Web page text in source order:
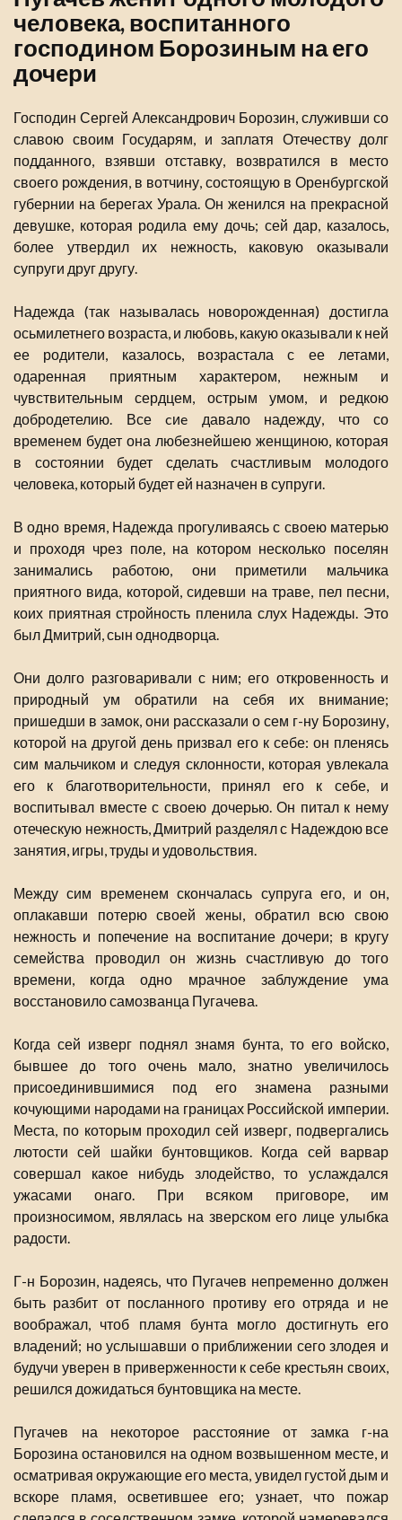
человека, воспитанного
господином Борозиным на его
дочери
Господин Сергей Александрович Борозин, служивши со
славою своим Государям, и заплатя Отечеству долг
подданного, взявши отставку, возвратился в место
своего рождения, в вотчину, состоящую в Оренбургской
губернии на берегах Урала. Он женился на прекрасной
девушке, которая родила ему дочь; сей дар, казалось,
более утвердил их нежность, каковую оказывали
супруги друг другу.
Надежда (так называлась новорожденная) достигла
осьмилетнего возраста, и любовь, какую оказывали к ней
ее родители, казалось, возрастала с ее летами,
одаренная приятным характером, нежным и
чувствительным сердцем, острым умом, и редкою
добродетелию. Все cиe давало надежду, что со
временем будет она любезнейшею женщиною, которая
в состоянии будет сделать счастливым молодого
человека, который будет ей назначен в супруги.
В одно время, Надежда прогуливаясь с своею матерью
и проходя чрез поле, на котором несколько поселян
занимались работою, они приметили мальчика
приятного вида, которой, сидевши на траве, пел песни,
коих приятная стройность пленила слух Надежды. Это
был Дмитрий, сын однодворца.
Они долго разговаривали с ним; его откровенность и
природный ум обратили на себя их внимание;
пришедши в замок, они рассказали о сем г-ну Борозину,
которой на другой день призвал его к себе: он пленясь
сим мальчиком и следуя склонности, которая увлекала
его к благотворительности, принял его к себе, и
воспитывал вместе с своею дочерью. Он питал к нему
отеческую нежность, Дмитрий разделял с Надеждою все
занятия, игры, труды и удовольствия.
Между сим временем скончалась супруга его, и он,
оплакавши потерю своей жены, обратил всю свою
нежность и попечение на воспитание дочери; в кругу
семейства проводил он жизнь счастливую до того
времени, когда одно мрачное заблуждение ума
восстановило самозванца Пугачева.
Когда сей изверг поднял знамя бунта, то его войско,
бывшее до того очень мало, знатно увеличилось
присоединившимися под его знамена разными
кочующими народами на границах Российской империи.
Места, по которым проходил сей изверг, подвергались
лютости сей шайки бунтовщиков. Когда сей варвар
совершал какое нибудь злодейство, то услаждался
ужасами онаго. При всяком приговоре, им
произносимом, являлась на зверском его лице улыбка
радости.
Г-н Борозин, надеясь, что Пугачев непременно должен
быть разбит от посланного противу его отряда и не
воображал, чтоб пламя бунта могло достигнуть его
владений; но услышавши о приближении сего злодея и
будучи уверен в приверженности к себе крестьян своих,
решился дожидаться бунтовщика на месте.
Пугачев на некоторое расстояние от замка г-на
Борозина остановился на одном возвышенном месте, и
осматривая окружающие его места, увидел густой дым и
вскоре пламя, осветившее его; узнает, что пожар